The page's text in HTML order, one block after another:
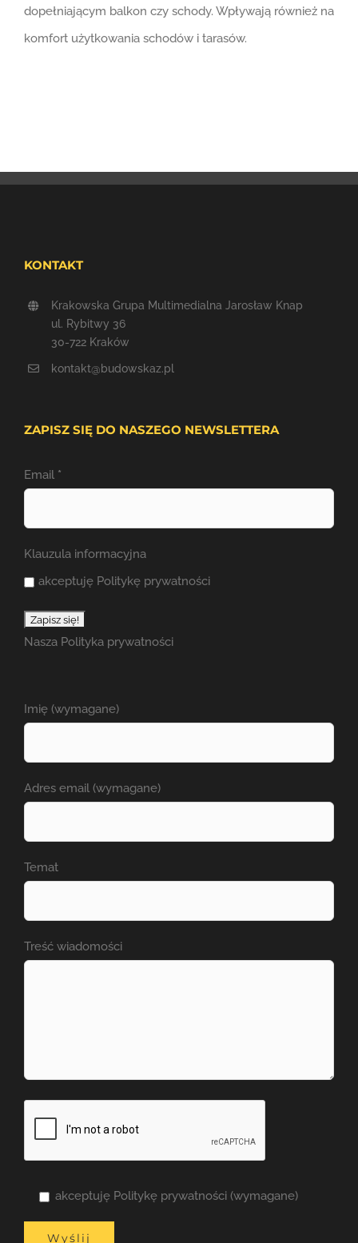
dopełniającym balkon czy schody. Wpływają również na
komfort użytkowania schodów i tarasów.
KONTAKT
Krakowska Grupa Multimedialna Jarosław Knap
ul. Rybitwy 36
30-722 Kraków
kontakt@budowskaz.pl
ZAPISZ SIĘ DO NASZEGO NEWSLETTERA
Email *
Klauzula informacyjna
akceptuję Politykę prywatności
Nasza Polityka prywatności
Imię (wymagane)
Adres email (wymagane)
Temat
Treść wiadomości
akceptuję Politykę prywatności (wymagane)